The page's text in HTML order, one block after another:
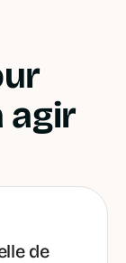
agir
de